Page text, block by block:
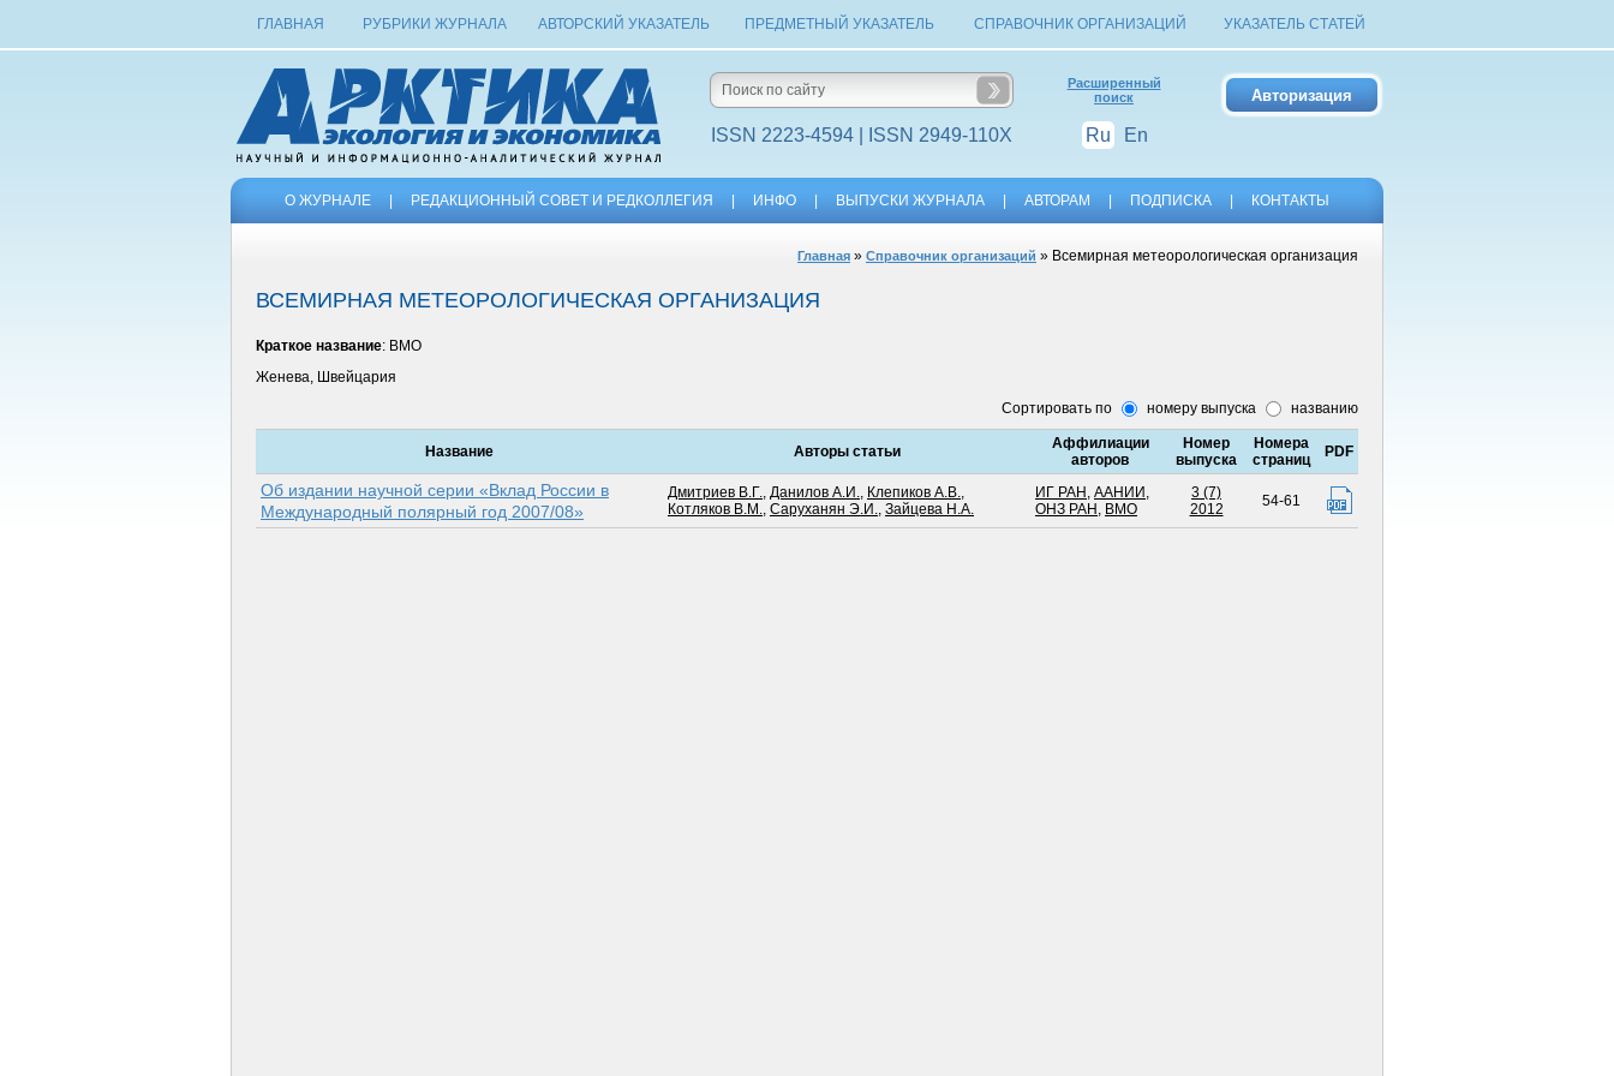
ГЛАВНАЯ РУБРИКИ ЖУРНАЛА АВТОРСКИЙ УКАЗАТЕЛЬ ПРЕДМЕТНЫЙ УКАЗАТЕЛЬ СПРАВОЧНИК ОРГАНИЗАЦИЙ УКАЗАТЕЛЬ СТАТЕЙ
ISSN 2223-4594 | ISSN 2949-110X
Расширенный
поиск
Ru En
О ЖУРНАЛЕ РЕДАКЦИОННЫЙ СОВЕТ И РЕДКОЛЛЕГИЯ ИНФО ВЫПУСКИ ЖУРНАЛА АВТОРАМ ПОДПИСКА КОНТАКТЫ
Главная » Справочник организаций » Всемирная метеорологическая организация
ВСЕМИРНАЯ МЕТЕОРОЛОГИЧЕСКАЯ ОРГАНИЗАЦИЯ
Краткое название: ВМО
Женева, Швейцария
Сортировать по
номеру выпуска названию
Название Авторы статьи
Аффилиации
авторов
Номер
выпуска
Номера
страниц
PDF
Об издании научной серии «Вклад России в
Международный полярный год 2007/08»
Дмитриев В.Г., Данилов А.И., Клепиков А.В.,
Котляков В.М., Саруханян Э.И., Зайцева Н.А.
ИГ РАН , ААНИИ ,
ОНЗ РАН , ВМО
3 (7)
2012
54-61